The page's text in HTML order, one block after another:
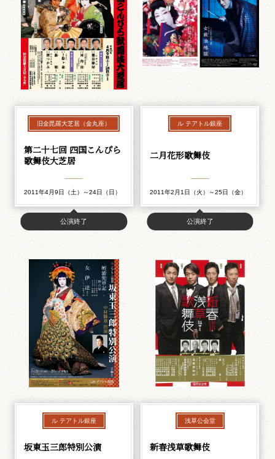
旧金毘羅大芝居（金丸座）
第二十七回 四国こんぴら
歌舞伎大芝居
2011年4月9日（土）～24日（日）
公演終了
ル テアトル銀座
二月花形歌舞伎
2011年2月1日（火）～25日（金）
公演終了
ル テアトル銀座
坂東玉三郎特別公演
浅草公会堂
新春浅草歌舞伎